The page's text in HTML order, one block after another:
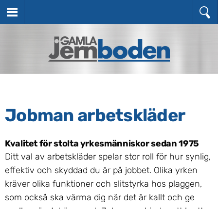
Jobman arbetskläder
Kvalitet för stolta yrkesmänniskor sedan 1975
Ditt val av arbetskläder spelar stor roll för hur synlig,
effektiv och skyddad du är på jobbet. Olika yrken
kräver olika funktioner och slitstyrka hos plaggen,
som också ska värma dig när det är kallt och ge